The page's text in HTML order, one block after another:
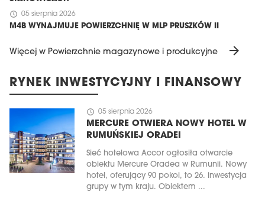
schedule 05 sierpnia 2026
M4B WYNAJMUJE POWIERZCHNIĘ W MLP PRUSZKÓW II
Więcej w Powierzchnie magazynowe i produkcyjne arrow_forward
RYNEK INWESTYCYJNY I FINANSOWY
schedule 05 sierpnia 2026
MERCURE OTWIERA NOWY HOTEL W
RUMUŃSKIEJ ORADEI
Sieć hotelowa Accor ogłosiła otwarcie
obiektu Mercure Oradea w Rumunii. Nowy
hotel, oferujący 90 pokoi, to 26. inwestycja
grupy w tym kraju. Obiektem ...